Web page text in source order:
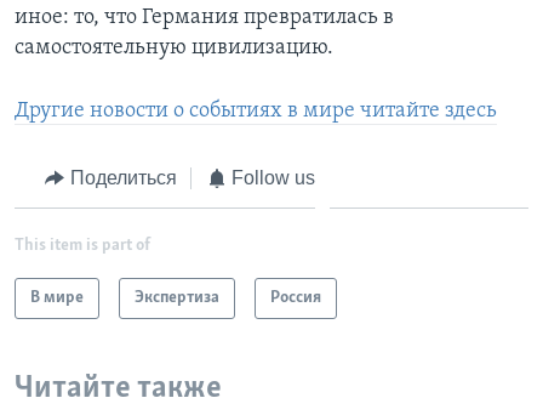
иное: то, что Германия превратилась в
самостоятельную цивилизацию.
Другие новости о событиях в мире читайте здесь
Поделиться Follow us
This item is part of
В мире Экспертиза Россия
Читайте также